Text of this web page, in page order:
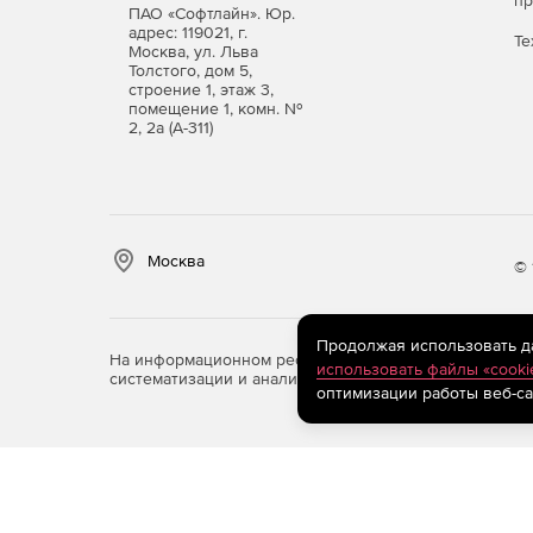
ПАО «Софтлайн». Юр.
адрес: 119021, г.
Москва, ул. Льва
Толстого, дом 5,
строение 1, этаж 3,
помещение 1, комн. №
2, 2а (А-311)
Москва ©
На информационном ресурсе store.softline.ru
систематизации и анализа сведений, относящихся
Продолжая использовать
использовать файлы
оптимизации работы веб-